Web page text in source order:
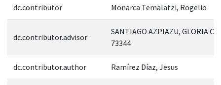
dc.contributor Monarca Temalatzi, Rogelio
dc.contributor.advisor
SANTIAGO AZPIAZU, GLORIA
73344
dc.contributor.author Ramírez Díaz, Jesus